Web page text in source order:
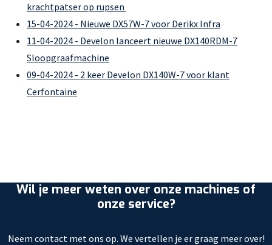
krachtpatser op rupsen
15-04-2024 - Nieuwe DX57W-7 voor Derikx Infra
11-04-2024 - Develon lanceert nieuwe DX140RDM-7
Sloopgraafmachine
09-04-2024 - 2 keer Develon DX140W-7 voor klant
Cerfontaine
Wil je meer weten over onze machines of
onze service?
Neem contact met ons op. We vertellen je er graag meer over!